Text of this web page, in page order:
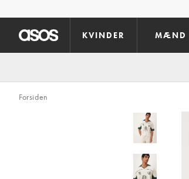
KVINDER MÆND
Forsiden